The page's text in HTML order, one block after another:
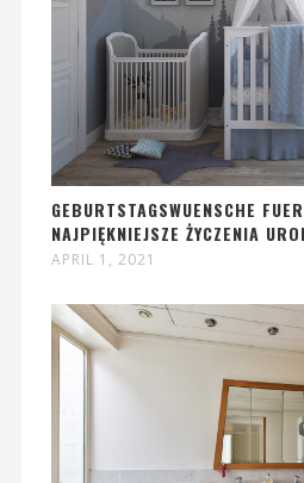
GEBURTSTAGSWUENSCHE
NAJPIĘKNIEJSZE ŻYCZENIA
APRIL 1, 2021